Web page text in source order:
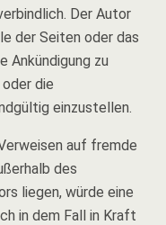
Der Autor
der Seiten oder das
Ankündigung zu
die
einzustellen.
auf fremde
des
liegen, würde eine
in dem Fall in Kraft